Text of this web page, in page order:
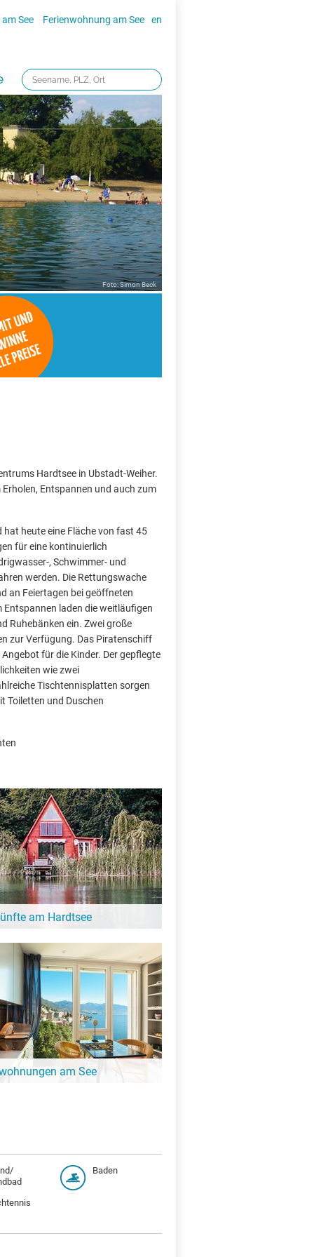
See Ferienwohnung am See en
Foto: Simon Beck
Hardtsee in Ubstadt-Weiher.
Entspannen und auch zum
heute eine Fläche von fast 45
für eine kontinuierlich
, Schwimmer- und
werden. Die Rettungswache
an Feiertagen bei geöffneten
laden die weitläufigen
Ruhebänken ein. Zwei große
zur Verfügung. Das Piratenschiff
für die Kinder. Der gepflegte
wie zwei
Tischtennisplatten sorgen
Toiletten und Duschen
am Hardtsee
gibt es schöne Unterkünfte in der
am See
Baden